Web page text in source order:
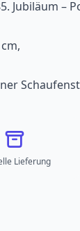
Jubiläum –
Lieferung